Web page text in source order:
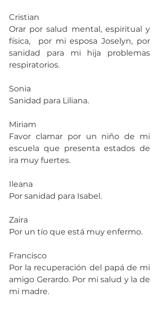
Cristian
Orar por salud mental, espiritual y
física,  por mi esposa Joselyn, por
sanidad para mi hija problemas
respiratorios.
Sonia
Sanidad para Liliana.
Miriam
Favor clamar por un niño de mi
escuela que presenta estados de
ira muy fuertes.
Ileana
Por sanidad para Isabel.
Zaira
Por un tío que está muy enfermo.
Francisco
Por la recuperación del papá de mi
amigo Gerardo. Por mi salud y la de
mi madre.